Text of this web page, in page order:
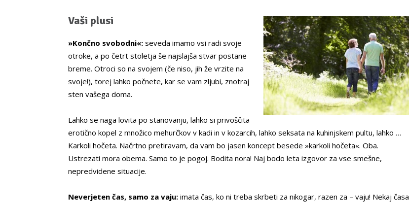
Vaši plusi
»Končno svobodni«: seveda imamo vsi radi svoje
otroke, a po četrt stoletja še najslajša stvar postane
breme. Otroci so na svojem (če niso, jih že vrzite na
svoje!), torej lahko počnete, kar se vam zljubi, znotraj
sten vašega doma.
Lahko se naga lovita po stanovanju, lahko si privoščita
erotično kopel z množico mehurčkov v kadi in v kozarcih, lahko seksata na kuhinjskem pultu, lahko …
Karkoli hočeta. Načrtno pretiravam, da vam bo jasen koncept besede »karkoli hočeta«. Oba.
Ustrezati mora obema. Samo to je pogoj. Bodita nora! Naj bodo leta izgovor za vse smešne,
nepredvidene situacije.
Neverjeten čas, samo za vaju: imata čas, ko ni treba skrbeti za nikogar, razen za – vaju! Nekaj časa